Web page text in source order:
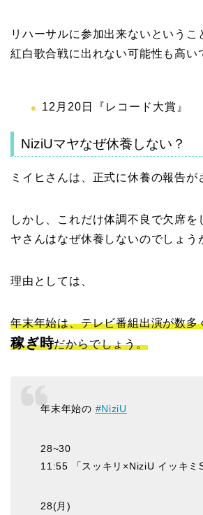
リハーサルに参加出来ないというこ
紅白歌合戦に出れない可能性も高い
12月20日『レコード大賞』
NiziUマヤなぜ休養しない？
ミイヒさんは、正式に休養の報告が
しかし、これだけ体調不良で欠席を
ヤさんはなぜ休養しないのでしょう
理由としては、
年末年始は、テレビ番組出演が数多
稼ぎ時だからでしょう。
年末年始の #NiziU
28~30
11:55 「スッキリ×NiziU イッキミ
28(月)